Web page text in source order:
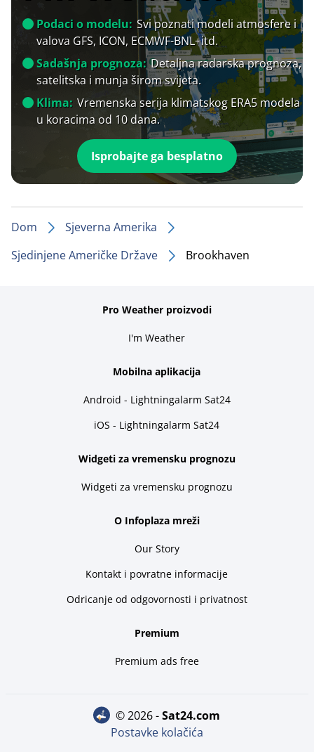
Podaci o modelu: Svi poznati modeli atmosfere i
valova GFS, ICON, ECMWF-BNL+itd.
Sadašnja prognoza: Detaljna radarska prognoza,
satelitska i munja širom svijeta.
Klima: Vremenska serija klimatskog ERA5 modela
u koracima od 10 dana.
Isprobajte ga besplatno
Dom
Sjeverna Amerika
Sjedinjene Američke Države
Brookhaven
Pro Weather proizvodi
I'm Weather
Mobilna aplikacija
Android - Lightningalarm Sat24
iOS - Lightningalarm Sat24
Widgeti za vremensku prognozu
Widgeti za vremensku prognozu
O Infoplaza mreži
Our Story
Kontakt i povratne informacije
Odricanje od odgovornosti i privatnost
Premium
Premium ads free
© 2026 - sat24.com
Postavke kolačića